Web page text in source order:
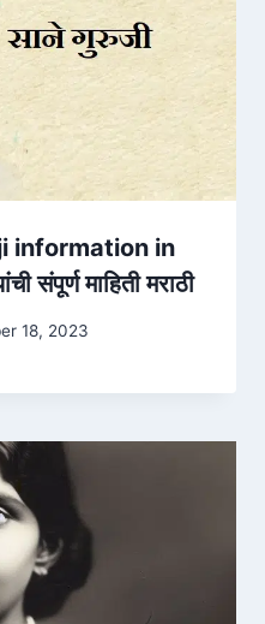
information in
संपूर्ण माहिती मराठी
18, 2023